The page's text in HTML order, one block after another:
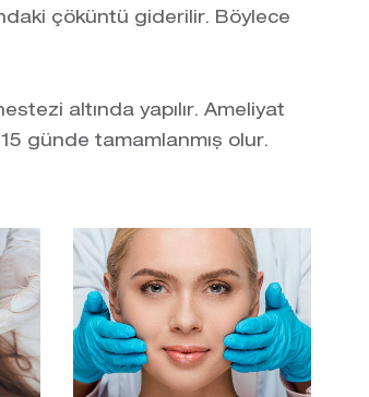
çöküntü giderilir. Böylece
altında yapılır. Ameliyat
günde tamamlanmış olur.